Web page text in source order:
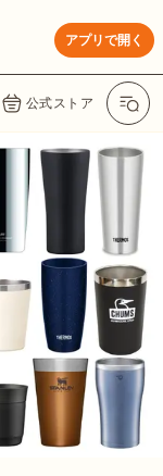
アプリで開く
公式ストア